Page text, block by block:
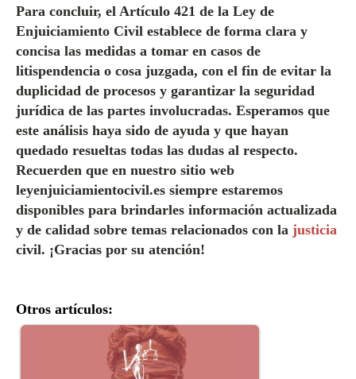
Para concluir, el Artículo 421 de la Ley de
Enjuiciamiento Civil establece de forma clara y
concisa las medidas a tomar en casos de
litispendencia o cosa juzgada, con el fin de evitar la
duplicidad de procesos y garantizar la seguridad
jurídica de las partes involucradas. Esperamos que
este análisis haya sido de ayuda y que hayan
quedado resueltas todas las dudas al respecto.
Recuerden que en nuestro sitio web
leyenjuiciamientocivil.es siempre estaremos
disponibles para brindarles información actualizada
y de calidad sobre temas relacionados con la justicia
civil. ¡Gracias por su atención!
Otros artículos: